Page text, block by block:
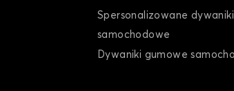
Spersonalizowane dywaniki
samochodowe
Dywaniki gumowe